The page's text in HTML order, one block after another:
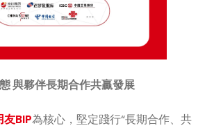
與夥伴長期合作共贏發展
友BIP為核心，堅定踐行“長期合作、共